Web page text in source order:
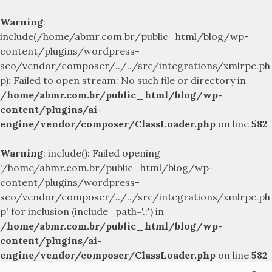
Warning:
include(/home/abmr.com.br/public_html/blog/wp-
content/plugins/wordpress-
seo/vendor/composer/../../src/integrations/xmlrpc.ph
p): Failed to open stream: No such file or directory in
/home/abmr.com.br/public_html/blog/wp-
content/plugins/ai-
engine/vendor/composer/ClassLoader.php on line 582
Warning: include(): Failed opening
'/home/abmr.com.br/public_html/blog/wp-
content/plugins/wordpress-
seo/vendor/composer/../../src/integrations/xmlrpc.ph
p' for inclusion (include_path='.:') in
/home/abmr.com.br/public_html/blog/wp-
content/plugins/ai-
engine/vendor/composer/ClassLoader.php on line 582